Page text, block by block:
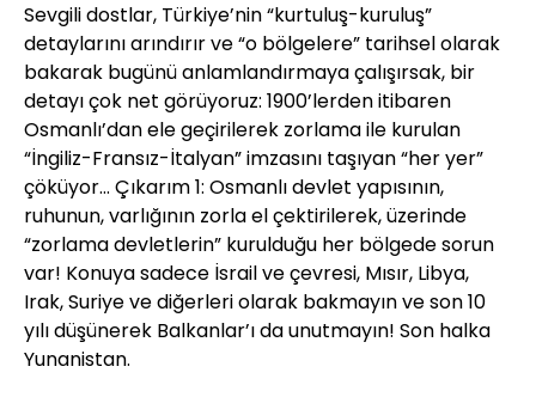
Sevgili dostlar, Türkiye’nin “kurtuluş-kuruluş”
detaylarını arındırır ve “o bölgelere” tarihsel olarak
bakarak bugünü anlamlandırmaya çalışırsak, bir
detayı çok net görüyoruz: 1900’lerden itibaren
Osmanlı’dan ele geçirilerek zorlama ile kurulan
“İngiliz-Fransız-İtalyan” imzasını taşıyan “her yer”
çöküyor... Çıkarım 1: Osmanlı devlet yapısının,
ruhunun, varlığının zorla el çektirilerek, üzerinde
“zorlama devletlerin” kurulduğu her bölgede sorun
var! Konuya sadece İsrail ve çevresi, Mısır, Libya,
Irak, Suriye ve diğerleri olarak bakmayın ve son 10
yılı düşünerek Balkanlar’ı da unutmayın! Son halka
Yunanistan.